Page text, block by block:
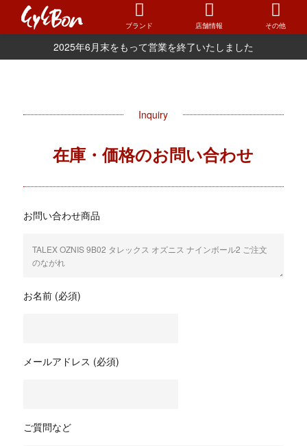
ブランド 店舗情報 その他
2025年6月末をもって営業を終了いたしました
Inquiry
在庫・価格のお問い合わせ
お問い合わせ商品
お名前 (必須)
メールアドレス (必須)
ご質問など